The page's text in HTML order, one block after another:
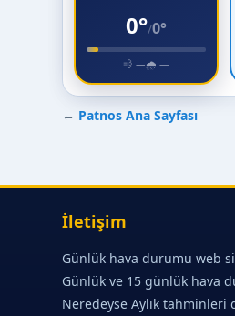
0°/0°
💨 —🌧 —
← Patnos Ana Sayfası
İletişim
Günlük hava durumu web
Günlük ve 15 günlük hava
Neredeyse Aylık tahminleri